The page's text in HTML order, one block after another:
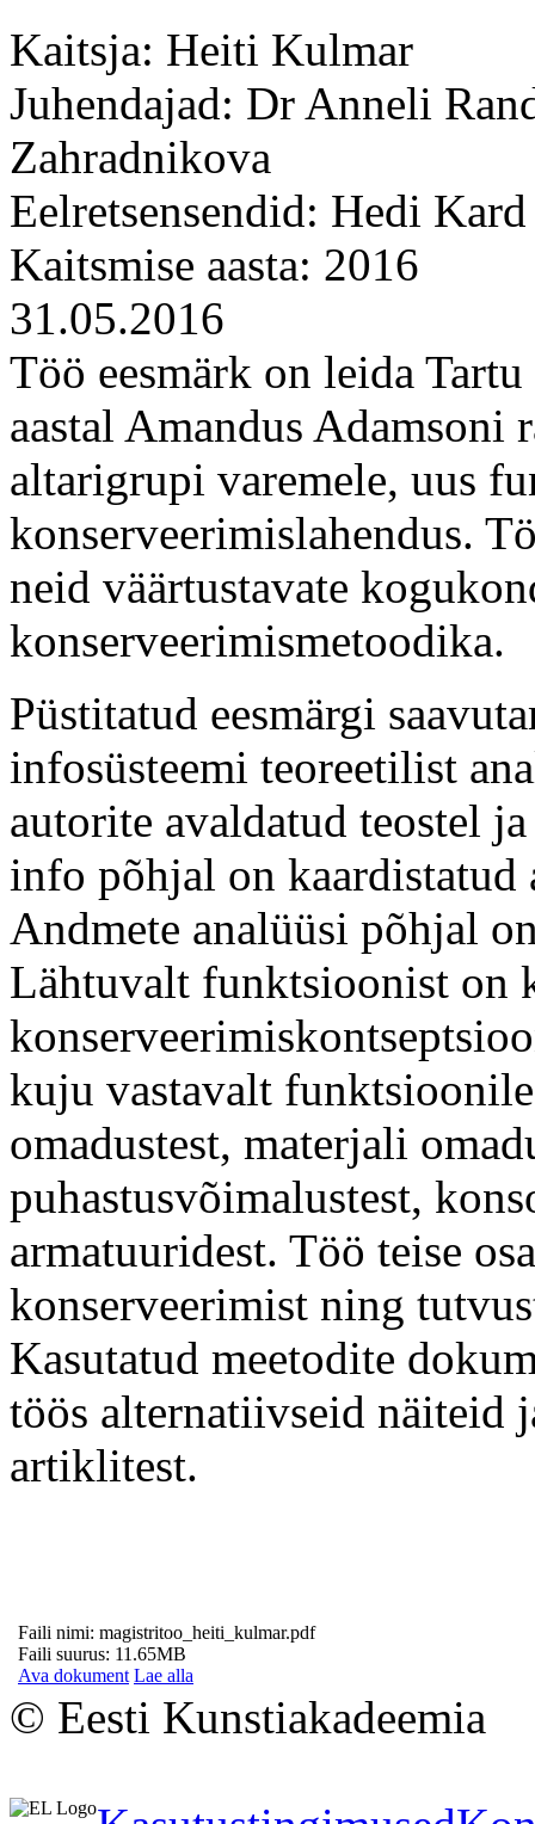
Kaitsja: Heiti Kulmar
Juhendajad: Dr Anneli
Zahradnikova
Eelretsensendid: Hedi Kard
Kaitsmise aasta: 2016
31.05.2016
Töö eesmärk on leida
aastal Amandus Adamsoni
altarigrupi varemele, uus
konserveerimislahendus.
neid väärtustavate
konserveerimismetoodika.
Püstitatud eesmärgi
infosüsteemi teoreetilist
autorite avaldatud teostel
info põhjal on
Andmete analüüsi põhjal
Lähtuvalt funktsioonist on
kuju vastavalt
omadustest, materjali
puhastusvõimalustest,
armatuuridest. Töö teise
konserveerimist ning
Kasutatud meetodite
töös alternatiivseid näiteid
artiklitest.
Faili nimi: magistritoo_heiti_kulmar.pdf
Faili suurus: 11.65MB
Ava dokument Lae alla
© Eesti Kunstiakadeemia